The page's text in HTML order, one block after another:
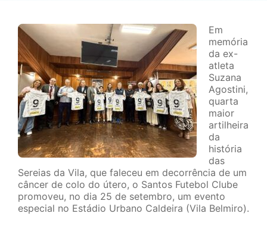
Em
memória
da ex-
atleta
Suzana
Agostini,
quarta
maior
artilheira
da
história
das
Sereias da Vila, que faleceu em decorrência de um
câncer de colo do útero, o Santos Futebol Clube
promoveu, no dia 25 de setembro, um evento
especial no Estádio Urbano Caldeira (Vila Belmiro).